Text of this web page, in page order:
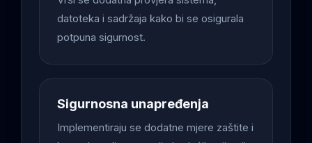
datoteka i sadržaja kako bi se osigurala
potpuna sigurnost.
Sigurnosna unapređenja
Implementiraju se dodatne mjere zaštite i